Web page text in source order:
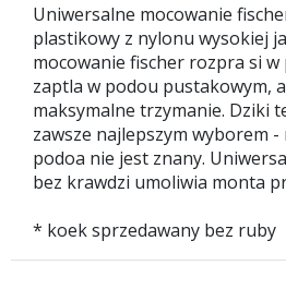
Uniwersalne mocowanie
plastikowy z nylonu wysokiej
mocowanie fischer rozpra si
zaptla w podou pustakowym,
maksymalne trzymanie. Dziki
zawsze najlepszym wyborem
podoa nie jest znany.
bez krawdzi umoliwia monta
* koek sprzedawany bez ruby